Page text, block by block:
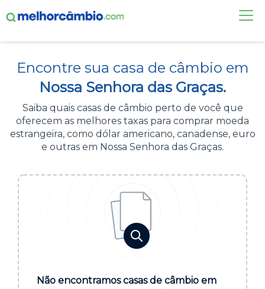
CASAS DE CÂMBIO
DÓLAR HOJE
ALERTA DE CÂMBIO
Acesse sua conta:
BROKER DE OFERTAS
ou cadastre-se se ainda não tem registro:
Encontre sua casa de câmbio em
Nossa Senhora das Graças.
Saiba quais casas de câmbio perto de você que
oferecem as melhores taxas para comprar moeda
estrangeira, como dólar americano, canadense, euro
e outras em Nossa Senhora das Graças.
Não encontramos casas de câmbio em